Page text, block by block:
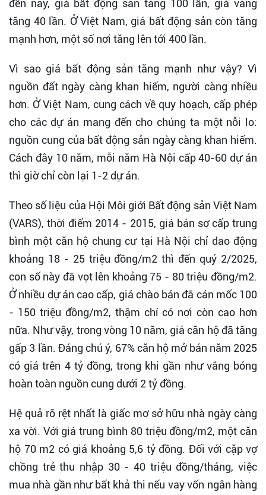
đến nay, giá bất động sản tăng 100 lần, giá vàng
tăng 40 lần. Ở Việt Nam, giá bất động sản còn tăng
mạnh hơn, một số nơi tăng lên tới 400 lần.
Vì sao giá bất động sản tăng mạnh như vậy? Vì
nguồn đất ngày càng khan hiếm, người càng nhiều
hơn. Ở Việt Nam, cung cách về quy hoạch, cấp phép
cho các dự án mang đến cho chúng ta một nỗi lo:
nguồn cung của bất động sản ngày càng khan hiếm.
Cách đây 10 năm, mỗi năm Hà Nội cấp 40-60 dự án
thì giờ chỉ còn lại 1-2 dự án.
Theo số liệu của Hội Môi giới Bất động sản Việt Nam
(VARS), thời điểm 2014 - 2015, giá bán sơ cấp trung
bình một căn hộ chung cư tại Hà Nội chỉ dao động
khoảng 18 - 25 triệu đồng/m2 thì đến quý 2/2025,
con số này đã vọt lên khoảng 75 - 80 triệu đồng/m2.
Ở nhiều dự án cao cấp, giá chào bán đã cán mốc 100
- 150 triệu đồng/m2, thậm chí có nơi còn cao hơn
nữa. Như vậy, trong vòng 10 năm, giá căn hộ đã tăng
gấp 3 lần. Đáng chú ý, 67% căn hộ mở bán năm 2025
có giá trên 4 tỷ đồng, trong khi gần như vắng bóng
hoàn toàn nguồn cung dưới 2 tỷ đồng.
Hệ quả rõ rệt nhất là giấc mơ sở hữu nhà ngày càng
xa vời. Với giá trung bình 80 triệu đồng/m2, một căn
hộ 70 m2 có giá khoảng 5,6 tỷ đồng. Đối với cặp vợ
chồng trẻ thu nhập 30 - 40 triệu đồng/tháng, việc
mua nhà gần như bất khả thi nếu vay vốn ngân hàng